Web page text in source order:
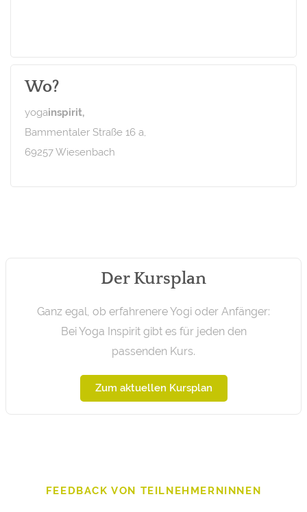
Wo?
yogainspirit,
Bammentaler Straße 16 a,
69257 Wiesenbach
Der Kursplan
Ganz egal, ob erfahrenere Yogi oder Anfänger:
Bei Yoga Inspirit gibt es für jeden den
passenden Kurs.
Zum aktuellen Kursplan
FEEDBACK VON TEILNEHMERNINNEN